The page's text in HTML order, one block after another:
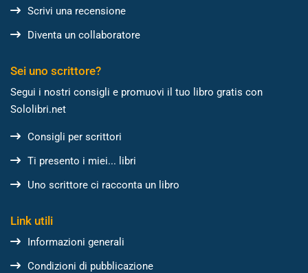
Scrivi una recensione
Diventa un collaboratore
Sei uno scrittore?
Segui i nostri consigli e promuovi il tuo libro gratis con
Sololibri.net
Consigli per scrittori
Ti presento i miei... libri
Uno scrittore ci racconta un libro
Link utili
Informazioni generali
Condizioni di pubblicazione